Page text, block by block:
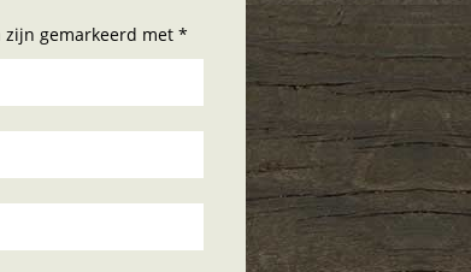
zijn gemarkeerd met *